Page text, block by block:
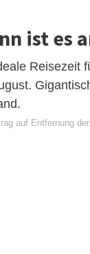
ist es
Reisezeit
auf Entfernung